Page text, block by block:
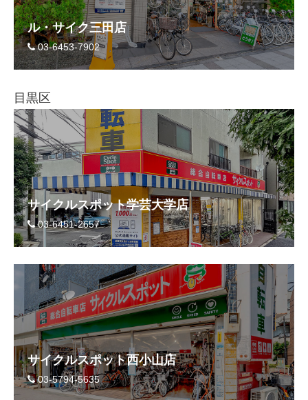
ル・サイク三田店
03-6453-7902
目黒区
サイクルスポット学芸大学店
03-6451-2657
サイクルスポット西小山店
03-5794-5635